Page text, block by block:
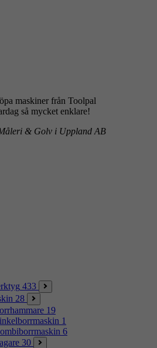
maskiner från Toolpal
så mycket enklare!
& Golv i Uppland AB
433
28
19
1
6
30